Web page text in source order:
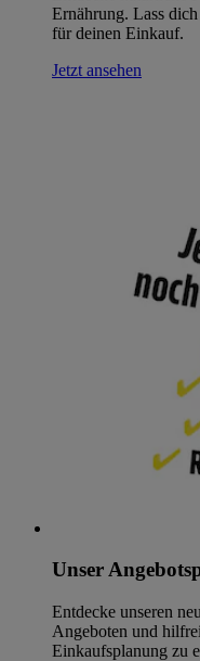
Ernährung. Lass
für deinen Einkauf.
Jetzt ansehen
Unser
Entdecke unseren
Angeboten und
Einkaufsplanung zu